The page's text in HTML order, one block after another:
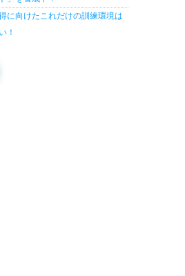
に向けたこれだけの訓練環境は
！